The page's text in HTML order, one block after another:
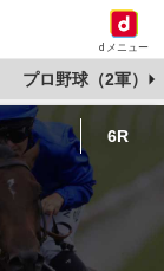
dメニュー
プロ野球（2軍）
6R